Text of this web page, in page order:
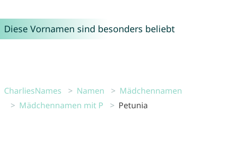
Diese Vornamen sind besonders beliebt
CharliesNames Namen
Mädchennamen
Mädchennamen mit P
Petunia